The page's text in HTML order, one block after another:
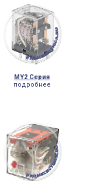
MY2 Серия
подробнее